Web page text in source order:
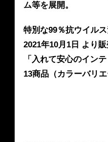
ム等を展開。
特別な99％抗ウイル
2021年10月1日 より
「入れて安心のイン
13商品（カラーバリ